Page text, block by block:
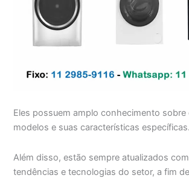
Eles possuem amplo conhecimento sobre
modelos e suas características específicas.
Além disso, estão sempre atualizados
tendências e tecnologias do setor, a fim